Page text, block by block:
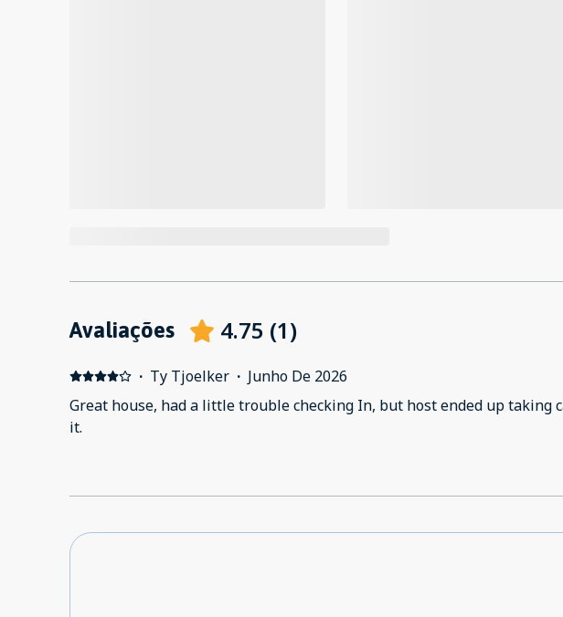
Avaliações 4.75 (1)
· Ty Tjoelker · Junho De 2026
Great house, had a little trouble checking In, but host ended up taking
it.